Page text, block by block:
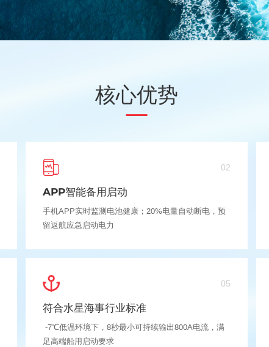
核心优势
02
APP智能备用启动
手机APP实时监测电池健康；20%电量自动断电，预
留返航应急启动电力
05
符合水星海事行业标准
-7℃低温环境下，8秒最小可持续输出800A电流，满
足高端船用启动要求